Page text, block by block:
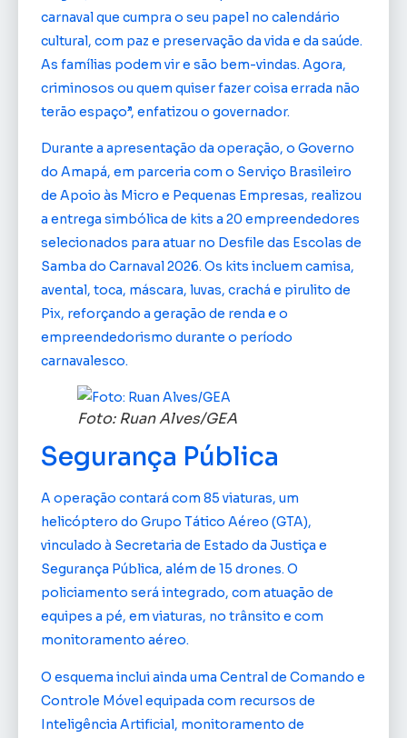
carnaval que cumpra o seu papel no calendário
cultural, com paz e preservação da vida e da saúde.
As famílias podem vir e são bem-vindas. Agora,
criminosos ou quem quiser fazer coisa errada não
terão espaço”, enfatizou o governador.
Durante a apresentação da operação, o Governo
do Amapá, em parceria com o Serviço Brasileiro
de Apoio às Micro e Pequenas Empresas, realizou
a entrega simbólica de kits a 20 empreendedores
selecionados para atuar no Desfile das Escolas de
Samba do Carnaval 2026. Os kits incluem camisa,
avental, toca, máscara, luvas, crachá e pirulito de
Pix, reforçando a geração de renda e o
empreendedorismo durante o período
carnavalesco.
Foto: Ruan Alves/GEA
Segurança Pública
A operação contará com 85 viaturas, um
helicóptero do Grupo Tático Aéreo (GTA),
vinculado à Secretaria de Estado da Justiça e
Segurança Pública, além de 15 drones. O
policiamento será integrado, com atuação de
equipes a pé, em viaturas, no trânsito e com
monitoramento aéreo.
O esquema inclui ainda uma Central de Comando e
Controle Móvel equipada com recursos de
Inteligência Artificial, monitoramento de